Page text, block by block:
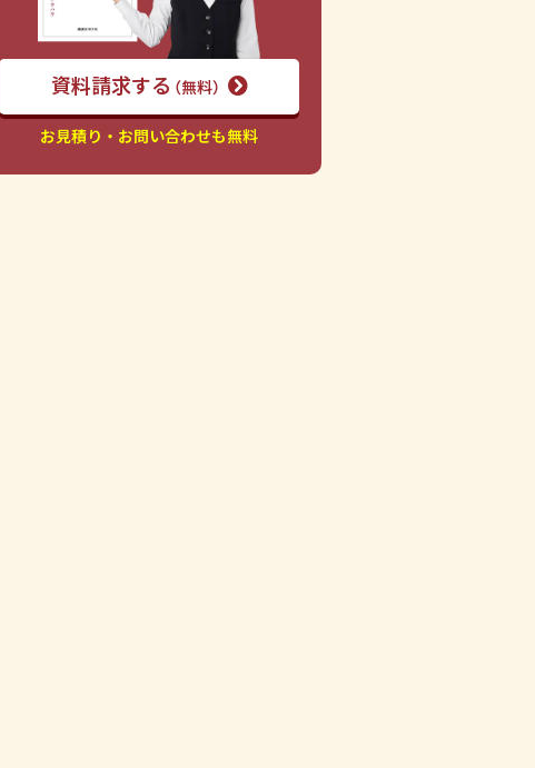
資料請求する（無料）
お見積り・お問い合わせも無料